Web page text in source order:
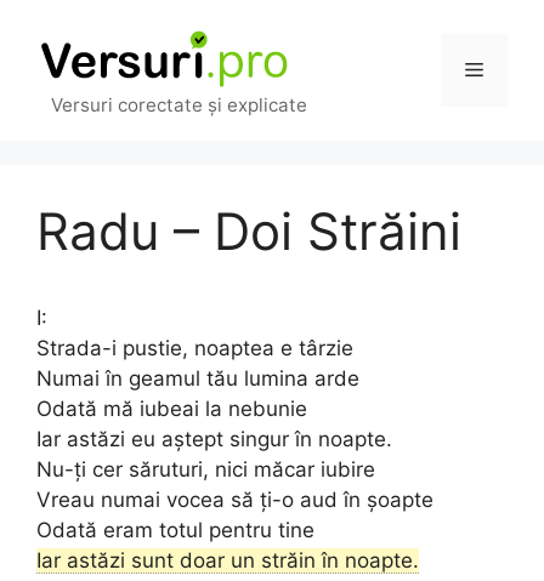
conținut
Versuri corectate și explicate
Meniu
Radu – Doi Străini
I:
Strada-i pustie, noaptea e târzie
Numai în geamul tău lumina arde
Odată mă iubeai la nebunie
Iar astăzi eu aștept singur în noapte.
Nu-ți cer săruturi, nici măcar iubire
Vreau numai vocea să ți-o aud în șoapte
Odată eram totul pentru tine
Iar astăzi sunt doar un străin în noapte.